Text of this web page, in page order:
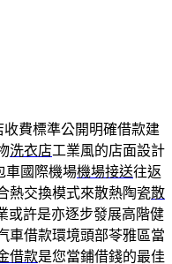
收費標準公開明確借款建
洗衣店工業風的店面設計
車國際機場機場接送往返
熱交換模式來散熱陶瓷散
或許是亦逐步發展高階健
車借款環境頭部苓雅區當
借款是您當鋪借錢的最佳